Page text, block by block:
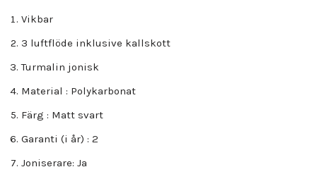
Vikbar
3 luftflöde inklusive kallskott
Turmalin jonisk
Material : Polykarbonat
Färg : Matt svart
Garanti (i år) : 2
Joniserare: Ja